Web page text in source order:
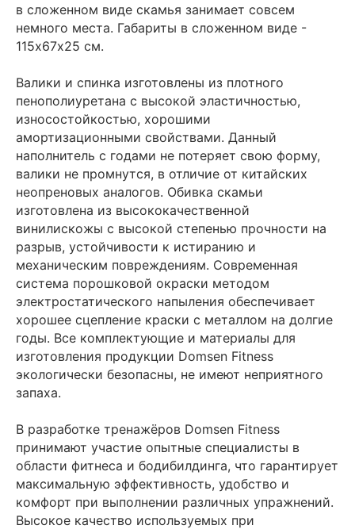
в сложенном виде скамья занимает совсем
немного места. Габариты в сложенном виде -
115х67х25 см.
Валики и спинка изготовлены из плотного
пенополиуретана с высокой эластичностью,
износостойкостью, хорошими
амортизационными свойствами. Данный
наполнитель с годами не потеряет свою форму,
валики не промнутся, в отличие от китайских
неопреновых аналогов. Обивка скамьи
изготовлена из высококачественной
винилискожы с высокой степенью прочности на
разрыв, устойчивости к истиранию и
механическим повреждениям. Современная
система порошковой окраски методом
электростатического напыления обеспечивает
хорошее сцепление краски с металлом на долгие
годы. Все комплектующие и материалы для
изготовления продукции Domsen Fitness
экологически безопасны, не имеют неприятного
запаха.
В разработке тренажёров Domsen Fitness
принимают участие опытные специалисты в
области фитнеса и бодибилдинга, что гарантирует
максимальную эффективность, удобство и
комфорт при выполнении различных упражнений.
Высокое качество используемых при